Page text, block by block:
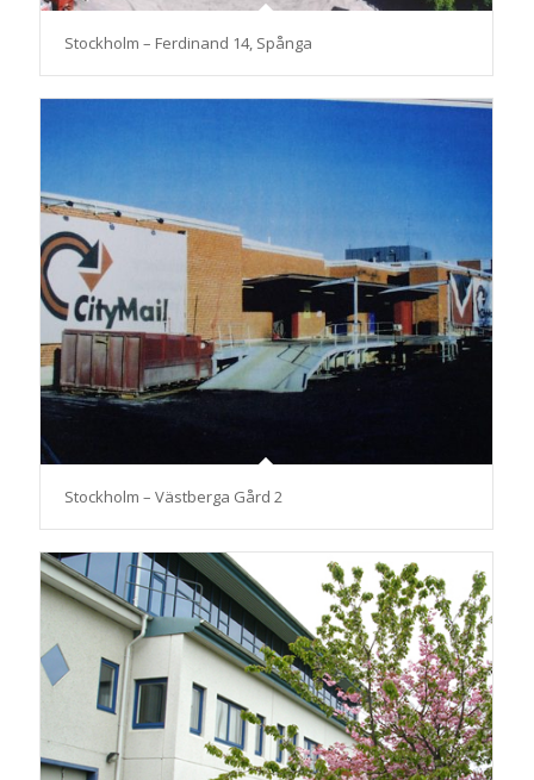
Stockholm – Ferdinand 14, Spånga
Stockholm – Västberga Gård 2